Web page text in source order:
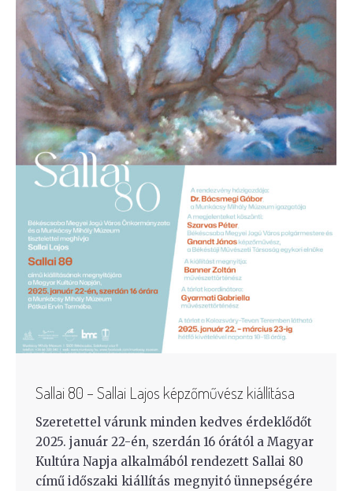
Sallai 80 – Sallai Lajos képzőművész kiállítása
Szeretettel várunk minden kedves érdeklődőt
2025. január 22-én, szerdán 16 órától a Magyar
Kultúra Napja alkalmából rendezett Sallai 80
című időszaki kiállítás megnyitó ünnepségére